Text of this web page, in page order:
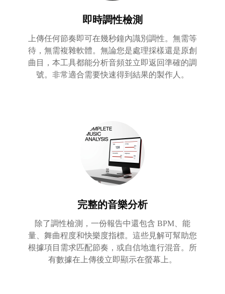
即時調性檢測
上傳任何節奏即可在幾秒鐘內識別調性。無需等
待，無需複雜軟體。無論您是處理採樣還是原創
曲目，本工具都能分析音頻並立即返回準確的調
號。非常適合需要快速得到結果的製作人。
完整的音樂分析
除了調性檢測，一份報告中還包含 BPM、能
量、舞曲程度和快樂度指標。這些見解可幫助您
根據項目需求匹配節奏，或自信地進行混音。所
有數據在上傳後立即顯示在螢幕上。